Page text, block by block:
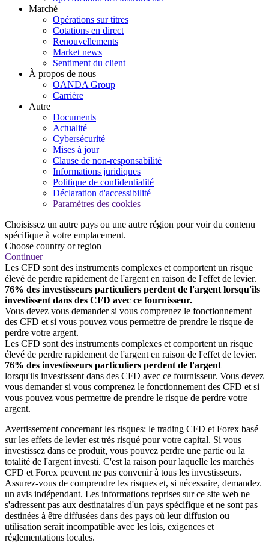
Marché
Opérations sur titres
Cotations en direct
Renouvellements
Market news
Sentiment du client
À propos de nous
OANDA Group
Carrière
Autre
Documents
Actualité
Cybersécurité
Mises à jour
Clause de non-responsabilité
Informations juridiques
Politique de confidentialité
Déclaration d'accessibilité
Paramètres des cookies
Choisissez un autre pays ou une autre région pour voir du contenu
spécifique à votre emplacement.
Choose country or region
Continuer
Les CFD sont des instruments complexes et comportent un risque
élevé de perdre rapidement de l'argent en raison de l'effet de levier.
76% des investisseurs particuliers perdent de l'argent lorsqu'ils
investissent dans des CFD avec ce fournisseur.
Vous devez vous demander si vous comprenez le fonctionnement
des CFD et si vous pouvez vous permettre de prendre le risque de
perdre votre argent.
Les CFD sont des instruments complexes et comportent un risque
élevé de perdre rapidement de l'argent en raison de l'effet de levier.
76% des investisseurs particuliers perdent de l'argent
lorsqu'ils investissent dans des CFD avec ce fournisseur. Vous devez
vous demander si vous comprenez le fonctionnement des CFD et si
vous pouvez vous permettre de prendre le risque de perdre votre
argent.
Avertissement concernant les risques: le trading CFD et Forex basé
sur les effets de levier est très risqué pour votre capital. Si vous
investissez dans ce produit, vous pouvez perdre une partie ou la
totalité de l'argent investi. C'est la raison pour laquelle les marchés
CFD et Forex peuvent ne pas convenir à tous les investisseurs.
Assurez-vous de comprendre les risques et, si nécessaire, demandez
un avis indépendant. Les informations reprises sur ce site web ne
s'adressent pas aux destinataires d'un pays spécifique et ne sont pas
destinées à être diffusées dans des pays où leur diffusion ou
utilisation serait incompatible avec les lois, exigences et
réglementations locales.